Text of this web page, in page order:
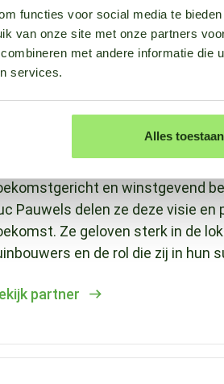
functies voor social media te
van onze site met onze partners
met andere informatie die
services.
Alles toestaan
Pauwels
en winstgevend
Pauwels delen ze deze visie en
Ze geloven sterk in de
en de rol die zij in hun
partner